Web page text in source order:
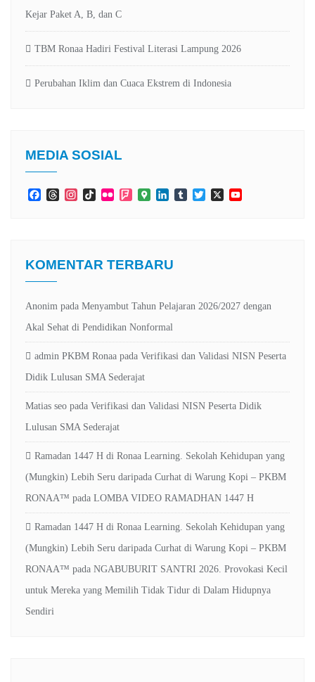
Kejar Paket A, B, dan C
TBM Ronaa Hadiri Festival Literasi Lampung 2026
Perubahan Iklim dan Cuaca Ekstrem di Indonesia
MEDIA SOSIAL
FacebookThreadsInstagramTikTokFlickr Foursquare
GoogleLinkedInTumblrTwitter
X
KOMENTAR TERBARU
Anonim pada Menyambut Tahun Pelajaran 2026/2027 dengan
Akal Sehat di Pendidikan Nonformal
admin PKBM Ronaa pada Verifikasi dan Validasi NISN Peserta
Didik Lulusan SMA Sederajat
Matias seo pada Verifikasi dan Validasi NISN Peserta Didik
Lulusan SMA Sederajat
Ramadan 1447 H di Ronaa Learning. Sekolah Kehidupan yang
(Mungkin) Lebih Seru daripada Curhat di Warung Kopi – PKBM
RONAA™ pada LOMBA VIDEO RAMADHAN 1447 H
Ramadan 1447 H di Ronaa Learning. Sekolah Kehidupan yang
(Mungkin) Lebih Seru daripada Curhat di Warung Kopi – PKBM
RONAA™ pada NGABUBURIT SANTRI 2026. Provokasi Kecil
untuk Mereka yang Memilih Tidak Tidur di Dalam Hidupnya
Sendiri